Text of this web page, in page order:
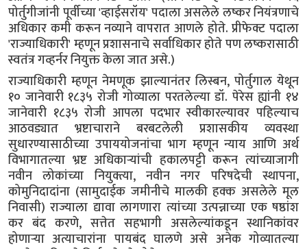
पोर्तुगीजांनी पूर्वीच्या 'व्हाईसरॉय' पदाला असलेले लष्कर नियंत्रणाचे
अधिकार कमी करून नव्याने वापरात आणले होते. प्रीफेक्ट पदाला
'राज्याधिकारी' म्हणून प्रशासनाचे सर्वाधिकार होते पण लष्करासाठी
स्वतंत्र गव्हर्नर नियुक्त केला जात असे.)
राज्याधिकारी म्हणून नेमणूक झाल्यानंतर लिस्बन, पोर्तुगाल येथून
१० जानेवारी १८३५ रोजी गोव्याला परतलेल्या डॉ. पेरेस ह्यांनी १४
जानेवारी १८३५ रोजी आपला पदभार स्वीकारल्यावर पहिल्याच
आठवड्यात भ्रष्टाचाराने बरबटलेली प्रशासकीय व्यवस्था
सुधारण्यासाठीच्या उपाययोजनांचा भाग म्हणून न्याय आणि अर्थ
विभागातल्या भ्रष्ट अधिकाऱ्यांची हकालपट्टी करून त्यांच्याजागी
नवीन लोकांच्या नियुक्त्या, नवीन नगर परिषदेची स्थापना,
कोमुनिदादांना (सामुदाईक जमीनीचे मालकी हक्क असलेले मूल
निवासी) राज्याला द्यावा लागणारा त्यांच्या उत्पन्नाच्या एक षष्ठांश
कर बंद करणे, सत्तेत सहभागी असलेल्यांकडून स्थानिकांवर
होणाऱ्या अत्याचारांना पायबंद घालणे असे अनेक गोव्यातल्या